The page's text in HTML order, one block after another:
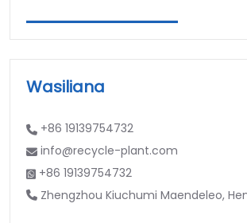
Wasiliana
+86 19139754732
info@recycle-plant.com
+86 19139754732
Zhengzhou Kiuchumi Maendeleo,